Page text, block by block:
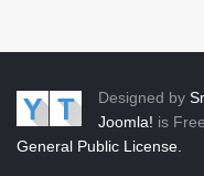
Designed by
Joomla! is
General Public License.